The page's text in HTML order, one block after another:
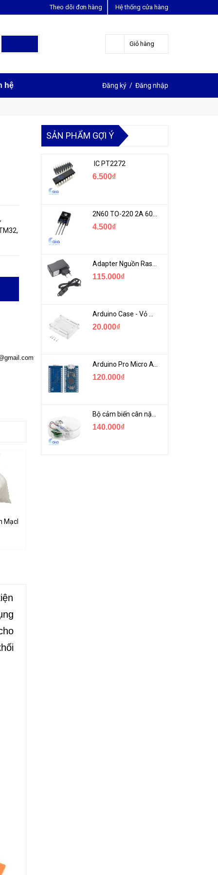
Hệ thống cửa hàng
Theo dõi đơn hàng
Giỏ hàng
hệ Đăng ký / Đăng nhập
LIÊN HỆ ĐẶT HÀNG
Mạch PCB Thủ Công - Muối Na2S2O8 Sodium Persulfate
SẢN PHẨM GỢI Ý
IC PT2272
6.500₫
4.500₫
Adapter Nguồn Raspberry 5V 2.5A - USB Micro Có Công Tắc
115.000₫
20.000₫
Arduino Pro Micro ATmega32U4 USB Mini
120.000₫
Bộ cảm biến cân nặng loadcell 1KG khung mica
140.000₫